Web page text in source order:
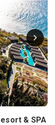
& SPA